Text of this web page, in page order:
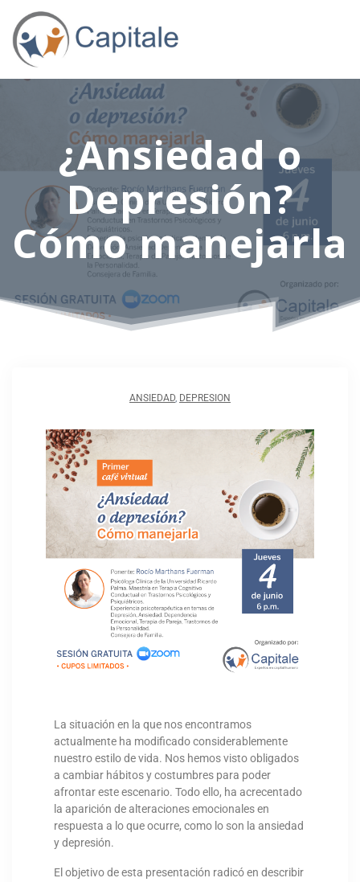
¿Ansiedad o
Depresión?
Cómo manejarla
ANSIEDAD, DEPRESION
La situación en la que nos encontramos
actualmente ha modificado considerablemente
nuestro estilo de vida. Nos hemos visto obligados
a cambiar hábitos y costumbres para poder
afrontar este escenario. Todo ello, ha acrecentado
la aparición de alteraciones emocionales en
respuesta a lo que ocurre, como lo son la ansiedad
y depresión.
El objetivo de esta presentación radicó en describir